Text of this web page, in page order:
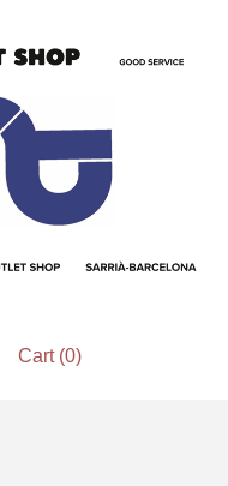
Cart (0)